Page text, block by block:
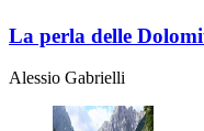
La perla delle
Alessio Gabrielli